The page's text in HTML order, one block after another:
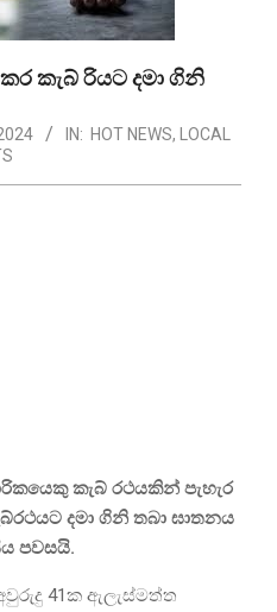
කැබ් රියට දමා ගිනි
IN: HOT NEWS,
LOCAL
කැබ් රථයකින් පැහැර
දමා ගිනි තබා ඝාතනය
පවසයි.
41ක ඇලැස්මත්ත